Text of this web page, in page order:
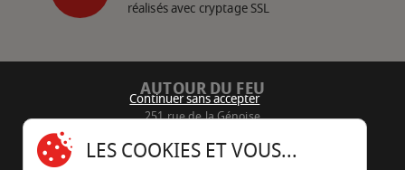
réalisés avec cryptage SSL
AUTOUR DU FEU
251 rue de la Génoise
Continuer sans accepter
LES COOKIES ET VOUS...